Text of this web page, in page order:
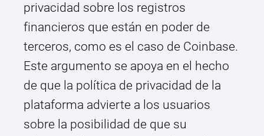
privacidad sobre los registros
financieros que están en poder de
terceros, como es el caso de Coinbase.
Este argumento se apoya en el hecho
de que la política de privacidad de la
plataforma advierte a los usuarios
sobre la posibilidad de que su